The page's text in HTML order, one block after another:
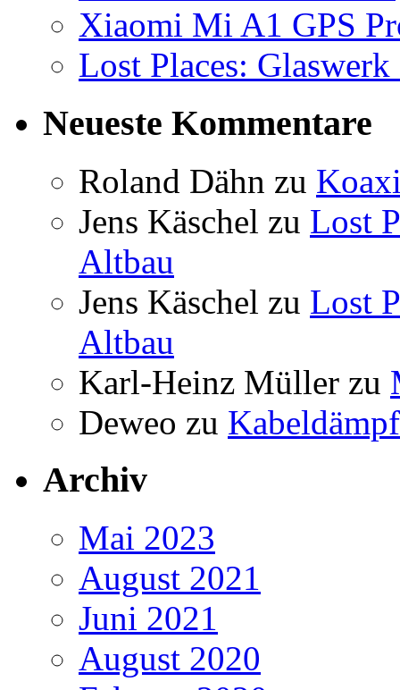
Xiaomi Mi A1 GPS
Lost Places:
Neueste Kommentare
Roland Dähn zu
Jens Käschel zu Lost
Altbau
Jens Käschel zu Lost
Altbau
Karl-Heinz Müller zu
Deweo zu
Archiv
Mai 2023
August 2021
Juni 2021
August 2020